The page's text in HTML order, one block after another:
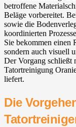
betroffene
Beläge vorbereitet.
sowie die
koordinierten
Sie bekommen einen
sondern auch visuell
Der Vorgang schließt
Tatortreinigung
liefert.
Die